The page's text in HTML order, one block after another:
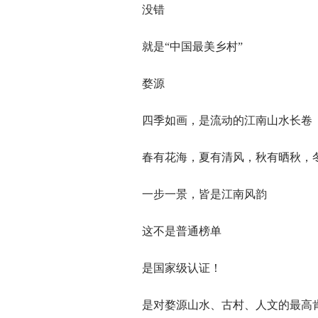
没错
就是“中国最美乡村”
婺源
四季如画，是流动的江南山水长卷
春有花海，夏有清风，秋有晒秋，
一步一景，皆是江南风韵
这不是普通榜单
是国家级认证！
是对婺源山水、古村、人文的最高